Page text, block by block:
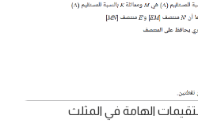
الهامة في المثلث